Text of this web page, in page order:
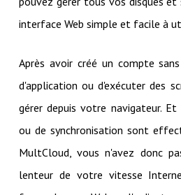
interface Web simple et facile à
Après avoir créé un compte
d'application ou d'exécuter des
gérer depuis votre navigateur.
ou de synchronisation sont
MultCloud, vous n'avez donc
lenteur de votre vitesse